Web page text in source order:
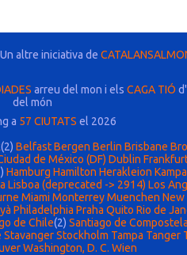
altre iniciativa de
arreu del mon i els CAGA TIÓ
del món
a 57 CIUTATS el 2026
(2) Belfast Bergen Berlin Brisbane
de México (DF) Dublin
Hamburg Hamilton Herakleion
Lisboa (deprecated -> 2914) Los
Miami Monterrey Muenchen New
Philadelphia Praha Quito Rio de
de Chile(2) Santiago de
Stavanger Stockholm Tampa Tanger
Washington, D. C. Wien